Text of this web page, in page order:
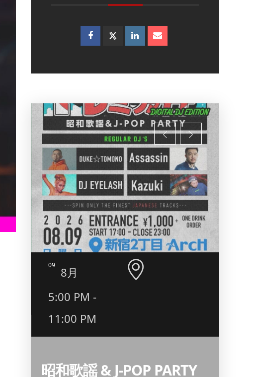
09
8月
5:00 PM -
11:00 PM
昭和歌謡 & J-POP PARTY